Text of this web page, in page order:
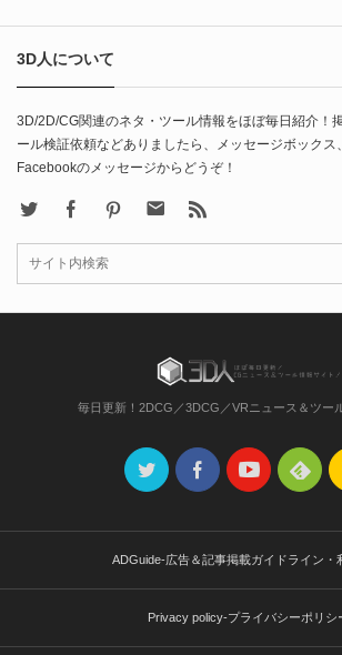
3D人について
3D/2D/CG関連のネタ・ツール情報をほぼ毎日紹介！
ール検証依頼などありましたら、メッセージボックス
Facebookのメッセージからどうぞ！
FacebookPinterest Contact
毎日更新！2DCG／3DCG／VRニュース＆ツー
ADGuide-広告＆記事掲載ガイドライン・
Privacy policy-プライバシーポリシ